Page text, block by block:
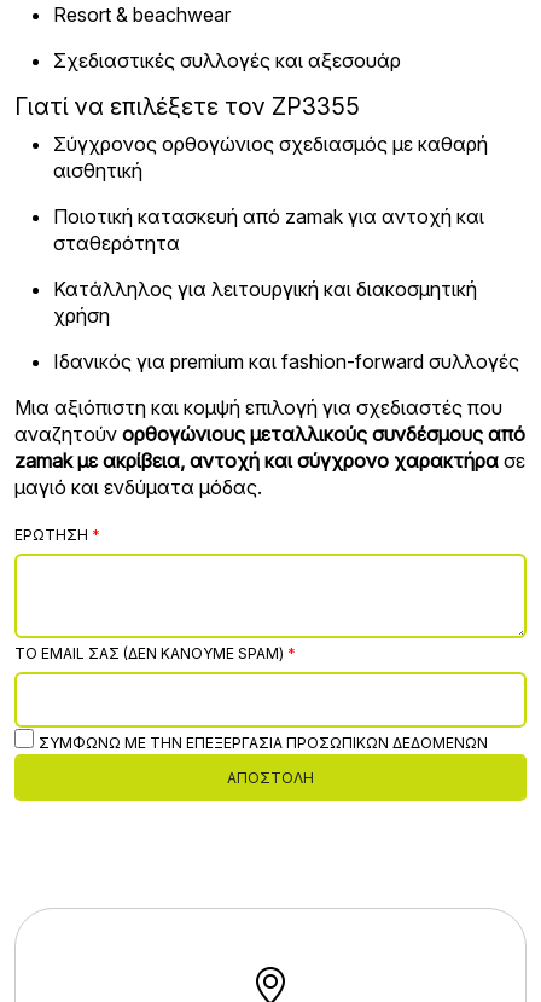
Resort & beachwear
Σχεδιαστικές συλλογές και αξεσουάρ
Γιατί να επιλέξετε τον ZP3355
Σύγχρονος ορθογώνιος σχεδιασμός με καθαρή
αισθητική
Ποιοτική κατασκευή από zamak για αντοχή και
σταθερότητα
Κατάλληλος για λειτουργική και διακοσμητική
χρήση
Ιδανικός για premium και fashion-forward συλλογές
Μια αξιόπιστη και κομψή επιλογή για σχεδιαστές που
αναζητούν ορθογώνιους μεταλλικούς συνδέσμους από
zamak με ακρίβεια, αντοχή και σύγχρονο χαρακτήρα σε
μαγιό και ενδύματα μόδας.
ΕΡΏΤΗΣΗ
ΤΟ EMAIL ΣΑΣ (ΔΕΝ ΚΆΝΟΥΜΕ SPAM)
ΣΥΜΦΩΝΏ ΜΕ ΤΗΝ ΕΠΕΞΕΡΓΑΣΊΑ ΠΡΟΣΩΠΙΚΏΝ ΔΕΔΟΜΈΝΩΝ
ΑΠΟΣΤΟΛΉ